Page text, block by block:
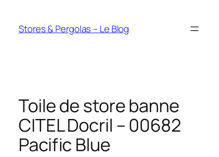
contenu
Stores & Pergolas – Le Blog
Toile de store banne
CITEL Docril – 00682
Pacific Blue